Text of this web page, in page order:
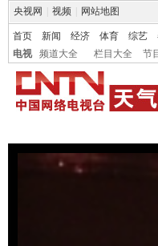
央视网 视频 网站地图
首页 新闻 经济 体育 综艺
电视
频道大全 栏目大全 节